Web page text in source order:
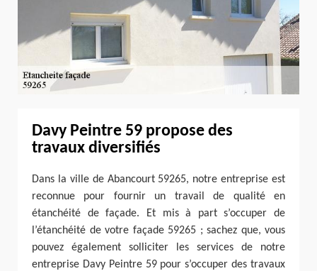
Davy Peintre 59 propose des
travaux diversifiés
Dans la ville de Abancourt 59265, notre entreprise est
reconnue pour fournir un travail de qualité en
étanchéité de façade. Et mis à part s’occuper de
l’étanchéité de votre façade 59265 ; sachez que, vous
pouvez également solliciter les services de notre
entreprise Davy Peintre 59 pour s’occuper des travaux